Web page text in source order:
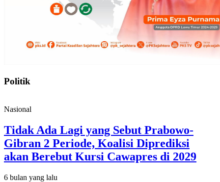
Politik
Nasional
Tidak Ada Lagi yang Sebut Prabowo-
Gibran 2 Periode, Koalisi Diprediksi
akan Berebut Kursi Cawapres di 2029
6 bulan yang lalu